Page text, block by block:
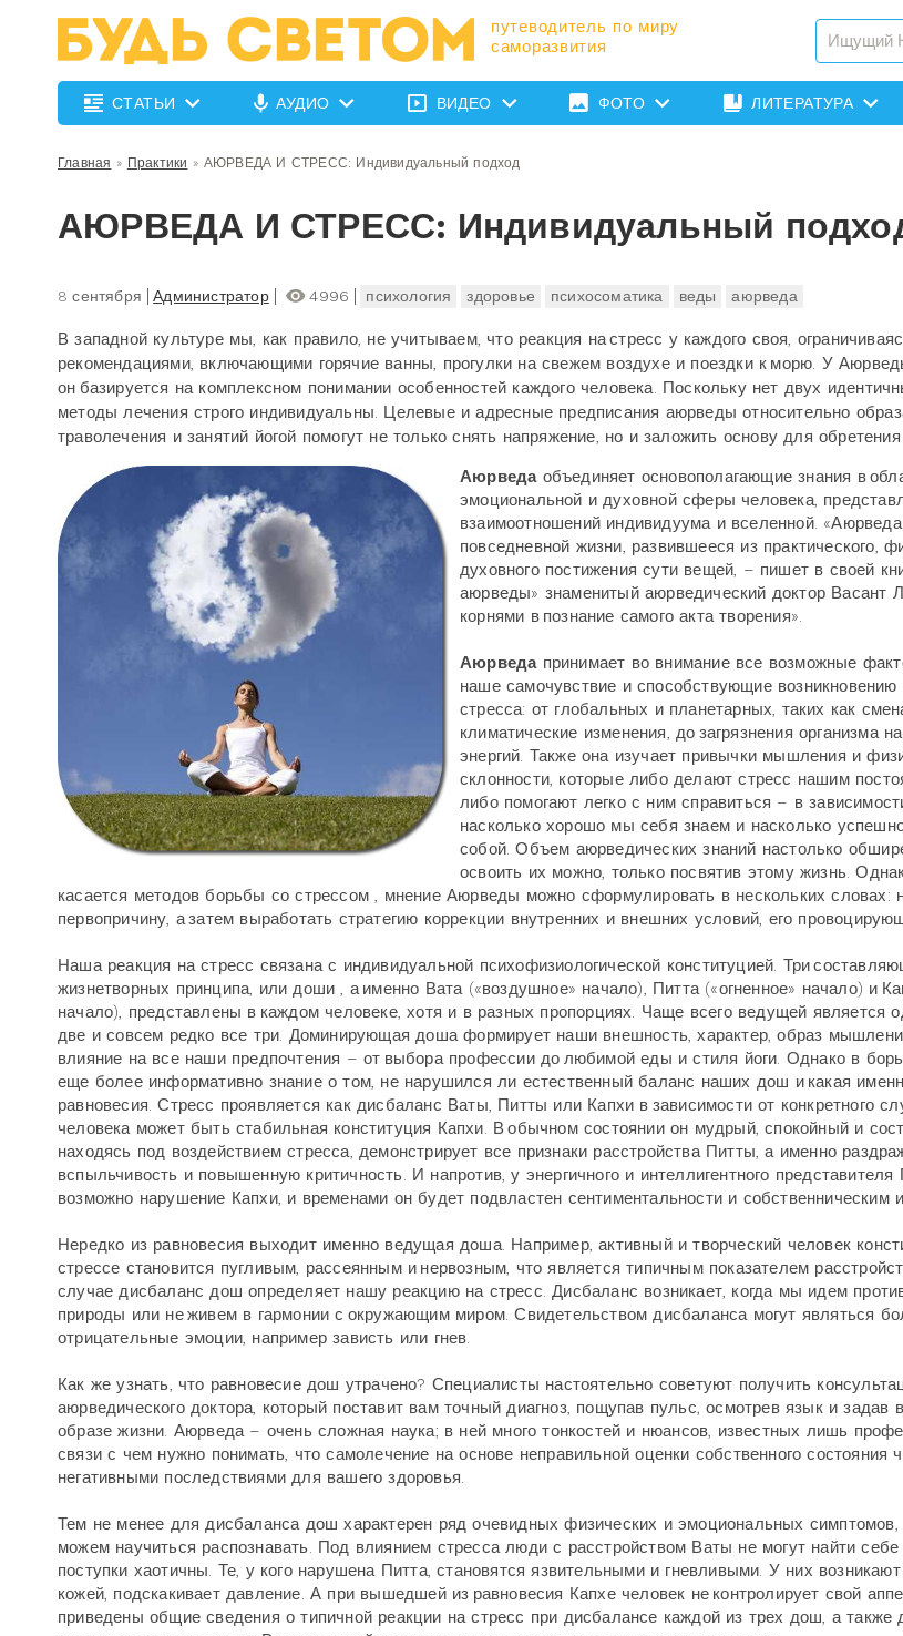
путеводитель по миру
саморазвития
СТАТЬИ АУДИО ВИДЕО ФОТО ЛИТЕРАТУРА
Главная » Практики » АЮРВЕДА И СТРЕСС: Индивидуальный подход
АЮРВЕДА И СТРЕСС: Индивидуальный
8 сентября Администратор 4996 психология здоровье психосоматика веды аюрведа
В западной культуре мы, как правило, не учитываем, что реакция на стресс у каждого своя,
рекомендациями, включающими горячие ванны, прогулки на свежем воздухе и поездки к морю. У
он базируется на комплексном понимании особенностей каждого человека. Поскольку нет двух
методы лечения строго индивидуальны. Целевые и адресные предписания аюрведы относительно
траволечения и занятий йогой помогут не только снять напряжение, но и заложить основу для
Аюрведаобъединяет основополагающие знания в
эмоциональной и духовной сферы человека,
взаимоотношений индивидуума и вселенной.
повседневной жизни, развившееся из практического,
духовного постижения сути вещей, – пишет в своей
аюрведы» знаменитый аюрведический доктор Васант
корнями в познание самого акта творения».
Аюрведапринимает во внимание все возможные
наше самочувствие и способствующие возникновению
стресса: от глобальных и планетарных, таких как
климатические изменения, до загрязнения организма
энергий. Также она изучает привычки мышления и
склонности, которые либо делают стресс нашим
либо помогают легко с ним справиться – в
насколько хорошо мы себя знаем и насколько
собой. Объем аюрведических знаний настолько
освоить их можно, только посвятив этому жизнь.
касается методов борьбы со стрессом , мнение Аюрведы можно сформулировать в нескольких словах:
первопричину, а затем выработать стратегию коррекции внутренних и внешних условий, его
Наша реакция на стресс связана с индивидуальной психофизиологической конституцией. Три
жизнетворных принципа, или доши , а именно Вата («воздушное» начало), Питта («огненное» начало) и
начало), представлены в каждом человеке, хотя и в разных пропорциях. Чаще всего ведущей является
две и совсем редко все три. Доминирующая доша формирует наши внешность, характер, образ
влияние на все наши предпочтения – от выбора профессии до любимой еды и стиля йоги. Однако в
еще более информативно знание о том, не нарушился ли естественный баланс наших дош и какая
равновесия. Стресс проявляется как дисбаланс Ваты, Питты или Капхи в зависимости от конкретного
человека может быть стабильная конституция Капхи. В обычном состоянии он мудрый, спокойный и
находясь под воздействием стресса, демонстрирует все признаки расстройства Питты, а именно
вспыльчивость и повышенную критичность. И напротив, у энергичного и интеллигентного представителя
возможно нарушение Капхи, и временами он будет подвластен сентиментальности и собственническим
Нередко из равновесия выходит именно ведущая доша. Например, активный и творческий человек
стрессе становится пугливым, рассеянным и нервозным, что является типичным показателем
случае дисбаланс дош определяет нашу реакцию на стресс. Дисбаланс возникает, когда мы идем
природы или не живем в гармонии с окружающим миром. Свидетельством дисбаланса могут являться
отрицательные эмоции, например зависть или гнев.
Как же узнать, что равновесие дош утрачено? Специалисты настоятельно советуют получить
аюрведического доктора, который поставит вам точный диагноз, пощупав пульс, осмотрев язык и задав
образе жизни. Аюрведа – очень сложная наука; в ней много тонкостей и нюансов, известных лишь
связи с чем нужно понимать, что самолечение на основе неправильной оценки собственного состояния
негативными последствиями для вашего здоровья.
Тем не менее для дисбаланса дош характерен ряд очевидных физических и эмоциональных
можем научиться распознавать. Под влиянием стресса люди с расстройством Ваты не могут найти
поступки хаотичны. Те, у кого нарушена Питта, становятся язвительными и гневливыми. У них
кожей, подскакивает давление. А при вышедшей из равновесия Капхе человек не контролирует свой
приведены общие сведения о типичной реакции на стресс при дисбалансе каждой из трех дош, а также